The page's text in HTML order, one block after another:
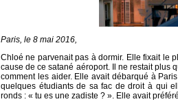
Paris, le 8 mai 2016,
Chloé ne parvenait pas à dormir. Elle fixait le
cause de ce satané aéroport. Il ne restait plus
comment les aider. Elle avait débarqué à
quelques étudiants de sa fac de droit à qui
ronds : « tu es une zadiste ? ». Elle avait